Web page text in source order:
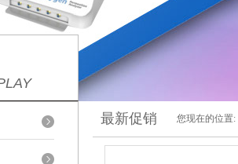
最新促销 您现在的位置: